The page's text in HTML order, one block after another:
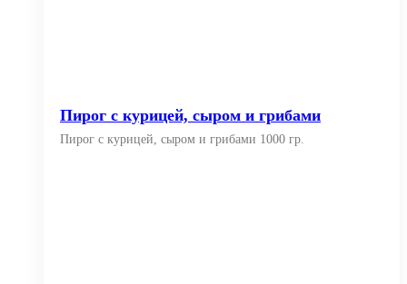
Пирог с курицей, сыром и грибами
Пирог с курицей, сыром и грибами 1000 гр.